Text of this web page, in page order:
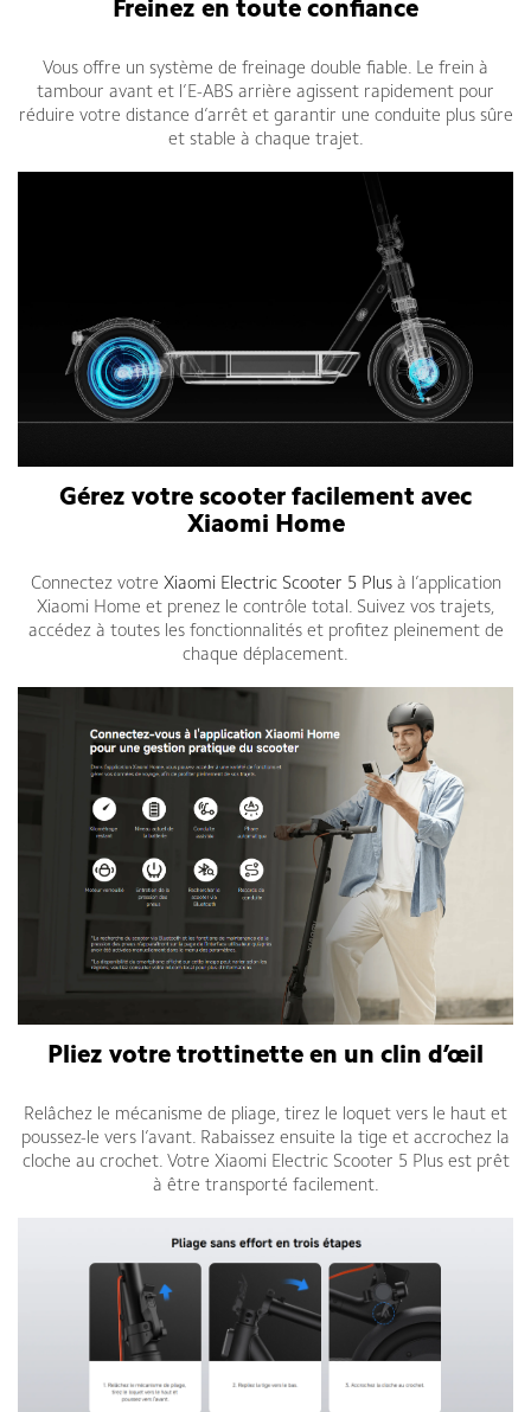
Freinez en toute confiance
Vous offre un système de freinage double fiable. Le frein à
tambour avant et l’E-ABS arrière agissent rapidement pour
réduire votre distance d’arrêt et garantir une conduite plus sûre
et stable à chaque trajet.
Gérez votre scooter facilement avec
Xiaomi Home
Connectez votre Xiaomi Electric Scooter 5 Plusà l’application
Xiaomi Home et prenez le contrôle total. Suivez vos trajets,
accédez à toutes les fonctionnalités et profitez pleinement de
chaque déplacement.
Pliez votre trottinette en un clin d’œil
Relâchez le mécanisme de pliage, tirez le loquet vers le haut et
poussez-le vers l’avant. Rabaissez ensuite la tige et accrochez la
cloche au crochet. Votre Xiaomi Electric Scooter 5 Plus est prêt
à être transporté facilement.